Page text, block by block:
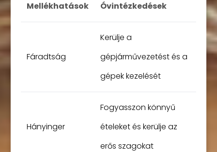
Mellékhatások Óvintézkedések
Fáradtság
Kerülje a
gépjárművezetést és a
gépek kezelését
Hányinger
Fogyasszon könnyű
ételeket és kerülje az
erős szagokat